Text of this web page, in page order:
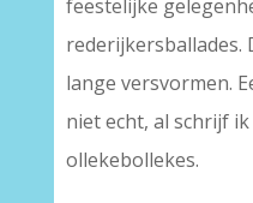
feestelijke
rederijkersballades.
lange versvormen.
niet echt, al schrijf
ollekebollekes.